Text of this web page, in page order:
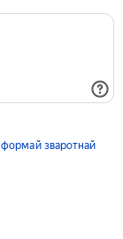
формай зваротнай